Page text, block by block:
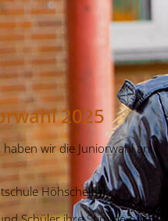
2025
wir die Juniorwahl an